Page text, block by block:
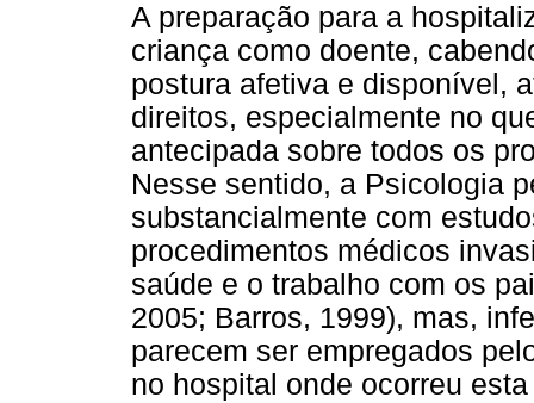
A preparação para a
criança como doente,
postura afetiva e disponível,
direitos, especialmente no
antecipada sobre todos os
Nesse sentido, a Psicologia
substancialmente com
procedimentos médicos
saúde e o trabalho com os
2005; Barros, 1999), mas,
parecem ser empregados
no hospital onde ocorreu